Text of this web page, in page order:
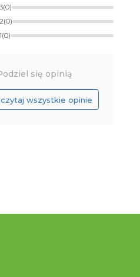
3(0)
2(0)
1(0)
się opinią
wszystkie opinie